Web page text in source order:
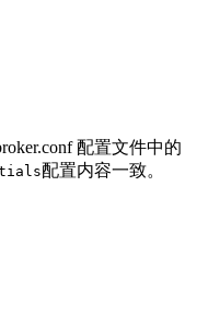
配置文件中的
配置内容一致。